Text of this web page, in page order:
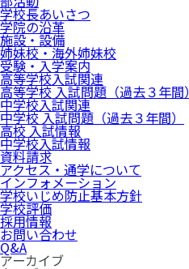
学校長あいさつ
学院の沿革
施設・設備
姉妹校・海外姉妹校
受験・入学案内
高等学校入試関連
高等学校 入試問題（過去３年間）
中学校入試関連
中学校 入試問題（過去３年間）
高校 入試情報
中学校入試情報
資料請求
アクセス・通学について
インフォメーション
学校いじめ防止基本方針
学校評価
採用情報
お問い合わせ
Q&A
アーカイブ